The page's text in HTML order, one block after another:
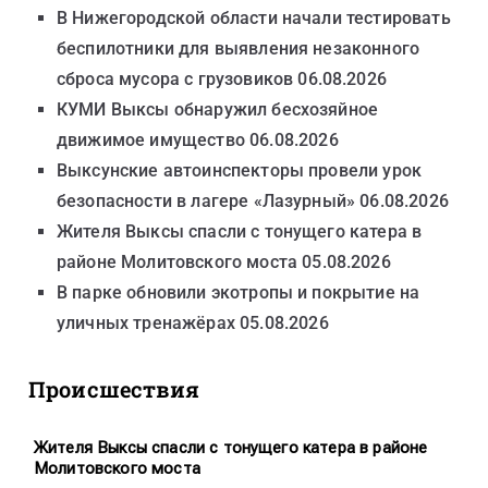
В Нижегородской области начали тестировать
беспилотники для выявления незаконного
сброса мусора с грузовиков 06.08.2026
КУМИ Выксы обнаружил бесхозяйное
движимое имущество 06.08.2026
Выксунские автоинспекторы провели урок
безопасности в лагере «Лазурный» 06.08.2026
Жителя Выксы спасли с тонущего катера в
районе Молитовского моста 05.08.2026
В парке обновили экотропы и покрытие на
уличных тренажёрах 05.08.2026
Происшествия
Жителя Выксы спасли с тонущего катера в районе
Молитовского моста